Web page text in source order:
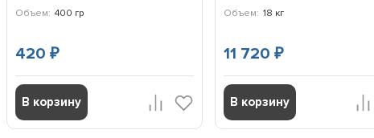
Объем: 400 гр
420₽
В корзину
Объем: 18 кг
11 720 ₽
В корзину